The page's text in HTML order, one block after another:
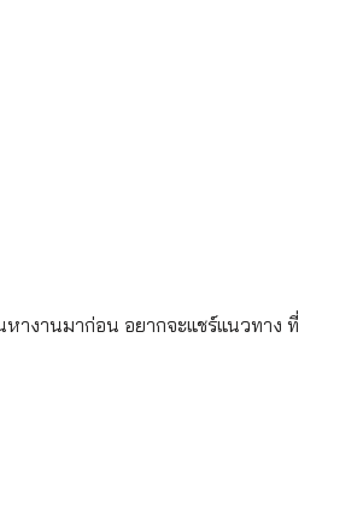
างานมาก่อน อยากจะแชร์แนวทาง ที่